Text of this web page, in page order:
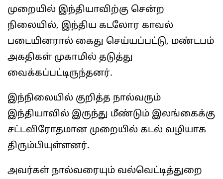
முறையில் இந்தியாவிற்கு சென்ற
நிலையில், இந்திய கடலோர காவல்
படையினரால் கைது செய்யப்பட்டு, மண்டபம்
அகதிகள் முகாமில் தடுத்து
வைக்கப்பட்டிருந்தனர்.
இந்நிலையில் குறித்த நால்வரும்
இந்தியாவில் இருந்து மீண்டும் இலங்கைக்கு
சட்டவிரோதமான முறையில் கடல் வழியாக
திரும்பியுள்ளனர்.
அவர்கள் நால்வரையும் வல்வெட்டித்துறை